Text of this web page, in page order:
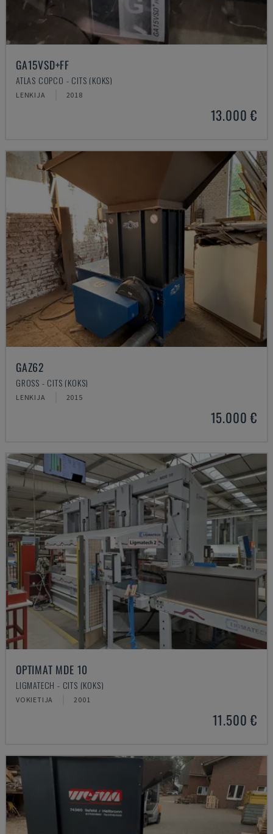
GA15VSD+FF
ATLAS COPCO - CITS (KOKS)
LENKIJA 2018
13.000 €
GAZ62
GROSS - CITS (KOKS)
LENKIJA 2015
15.000 €
OPTIMAT MDE 10
LIGMATECH - CITS (KOKS)
VOKIETIJA 2001
11.500 €